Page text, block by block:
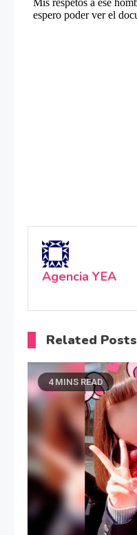
Agencia YEA
Related Posts
4 MINS READ